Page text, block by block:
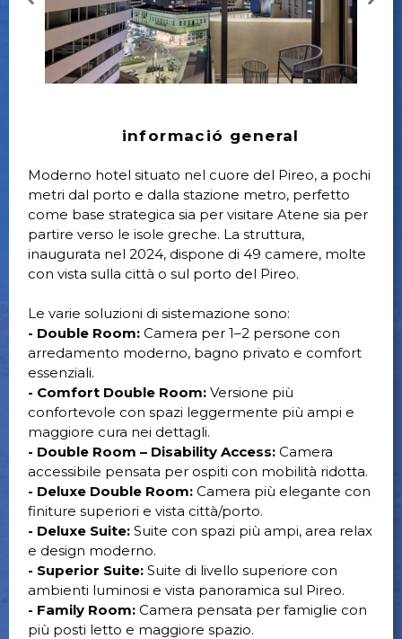
informació general
Moderno hotel situato nel cuore del Pireo, a pochi
metri dal porto e dalla stazione metro, perfetto
come base strategica sia per visitare Atene sia per
partire verso le isole greche. La struttura,
inaugurata nel 2024, dispone di 49 camere, molte
con vista sulla città o sul porto del Pireo.
Le varie soluzioni di sistemazione sono:
- Double Room:Camera per 1–2 persone con
arredamento moderno, bagno privato e comfort
essenziali.
- Comfort Double Room:Versione più
confortevole con spazi leggermente più ampi e
maggiore cura nei dettagli.
- Double Room – Disability Access:Camera
accessibile pensata per ospiti con mobilità ridotta.
- Deluxe Double Room:Camera più elegante con
finiture superiori e vista città/porto.
- Deluxe Suite:Suite con spazi più ampi, area relax
e design moderno.
- Superior Suite:Suite di livello superiore con
ambienti luminosi e vista panoramica sul Pireo.
- Family Room:Camera pensata per famiglie con
più posti letto e maggiore spazio.